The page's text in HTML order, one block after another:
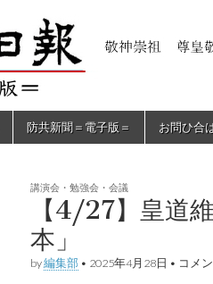
防共新聞＝電子版＝ お問ひ合
講演会・勉強会・会議
【4/27】皇道
本」
by編集部 • 2025年4月28日 • 【4/
コメ